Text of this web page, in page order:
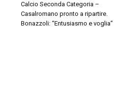
Calcio Seconda Categoria –
Casalromano pronto a ripartire.
Bonazzoli: “Entusiasmo e voglia”